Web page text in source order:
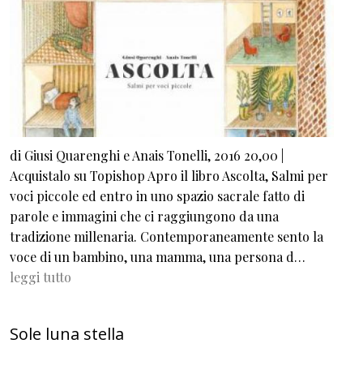
di Giusi Quarenghi e Anais Tonelli, 2016 20,00 |
Acquistalo su Topishop Apro il libro Ascolta, Salmi per
voci piccole ed entro in uno spazio sacrale fatto di
parole e immagini che ci raggiungono da una
tradizione millenaria. Contemporaneamente sento la
voce di un bambino, una mamma, una persona d…
leggi tutto
Sole luna stella